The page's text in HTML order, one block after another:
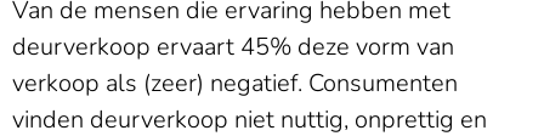
Van de mensen die ervaring hebben met
deurverkoop ervaart 45% deze vorm van
verkoop als (zeer) negatief. Consumenten
vinden deurverkoop niet nuttig, onprettig en